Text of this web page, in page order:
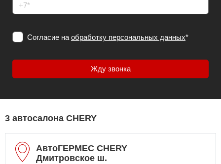
Согласие на обработку персональных данных*
3 автосалона CHERY
АвтоГЕРМЕС CHERY
Дмитровское ш.